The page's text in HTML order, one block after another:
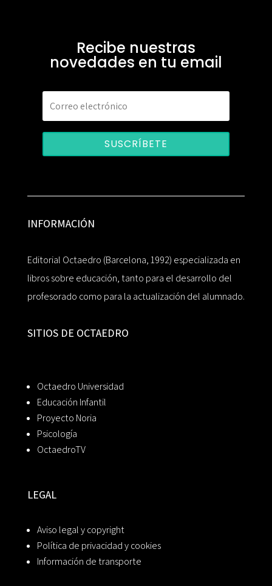
Recibe nuestras
novedades en tu email
SUSCRÍBETE
INFORMACIÓN
Editorial Octaedro (Barcelona, 1992) especializada en
libros sobre educación, tanto para el desarrollo del
profesorado como para la actualización del alumnado.
SITIOS DE OCTAEDRO
Octaedro Universidad
Educación Infantil
Proyecto Noria
Psicología
OctaedroTV
LEGAL
Aviso legal y copyright
Política de privacidad y cookies
Información de transporte